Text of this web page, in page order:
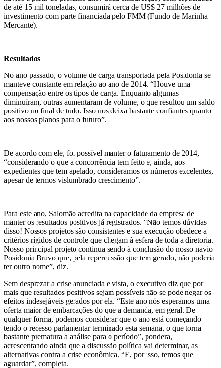
de até 15 mil toneladas, consumirá cerca de US$ 27 milhões de
investimento com parte financiada pelo FMM (Fundo de Marinha
Mercante).
Resultados
No ano passado, o volume de carga transportada pela Posidonia se
manteve constante em relação ao ano de 2014. “Houve uma
compensação entre os tipos de carga. Enquanto algumas
diminuíram, outras aumentaram de volume, o que resultou um saldo
positivo no final de tudo. Isso nos deixa bastante confiantes quanto
aos nossos planos para o futuro”.
De acordo com ele, foi possível manter o faturamento de 2014,
“considerando o que a concorrência tem feito e, ainda, aos
expedientes que tem apelado, consideramos os números excelentes,
apesar de termos vislumbrado crescimento”.
Para este ano, Salomão acredita na capacidade da empresa de
manter os resultados positivos já registrados. “Não temos dúvidas
disso! Nossos projetos são consistentes e sua execução obedece a
critérios rígidos de controle que chegam à esfera de toda a diretoria.
Nosso principal projeto continua sendo à conclusão do nosso navio
Posidonia Bravo que, pela repercussão que tem gerado, não poderia
ter outro nome”, diz.
Sem desprezar a crise anunciada e vista, o executivo diz que por
mais que resultados positivos sejam possíveis não se pode negar os
efeitos indesejáveis gerados por ela. “Este ano nós esperamos uma
oferta maior de embarcações do que a demanda, em geral. De
qualquer forma, podemos considerar que o ano está começando
tendo o recesso parlamentar terminado esta semana, o que torna
bastante prematura a análise para o período”, pondera,
acrescentando ainda que a discussão política vai determinar, as
alternativas contra a crise econômica. “E, por isso, temos que
aguardar”, completa.